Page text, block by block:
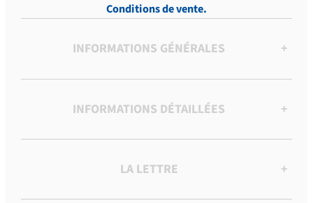
Conditions de vente.
INFORMATIONS GÉNÉRALES +
INFORMATIONS DÉTAILLÉES +
LA LETTRE +